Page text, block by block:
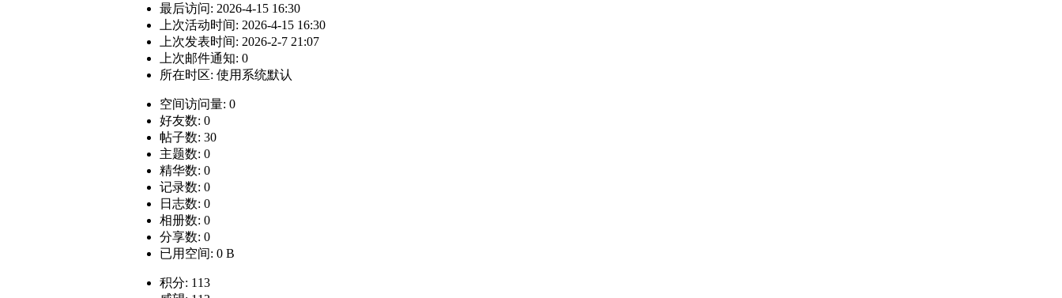
最后访问: 2026-4-15 16:30
上次活动时间: 2026-4-15 16:30
上次发表时间: 2026-2-7 21:07
上次邮件通知: 0
所在时区: 使用系统默认
空间访问量: 0
好友数: 0
帖子数: 30
主题数: 0
精华数: 0
记录数: 0
日志数: 0
相册数: 0
分享数: 0
已用空间: 0 B
积分: 113